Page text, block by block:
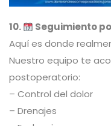
10.
Seguimiento
Aquí es donde
Nuestro equipo te
postoperatorio:
– Control del dolor
– Drenajes